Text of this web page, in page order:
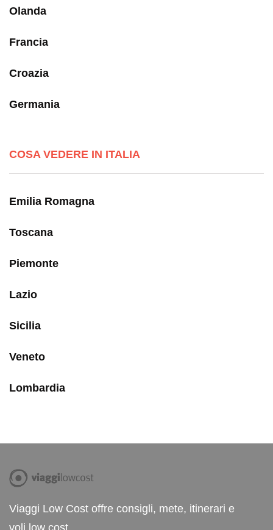
Olanda
Francia
Croazia
Germania
COSA VEDERE IN ITALIA
Emilia Romagna
Toscana
Piemonte
Lazio
Sicilia
Veneto
Lombardia
Viaggi Low Cost offre consigli, mete, itinerari e
voli low cost.